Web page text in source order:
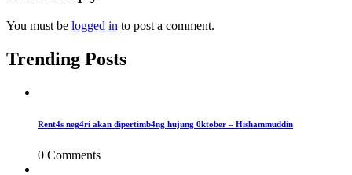
You must be logged in to post a comment.
Trending Posts
Rent4s neg4ri akan dipertimb4ng hujung 0ktober – Hishammuddin
0 Comments